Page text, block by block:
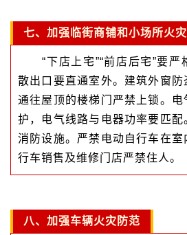
七、加强临街商铺和小场所火
“下店上宅”“前店后宅”要严
散出口要直通室外。建筑外窗防
通往屋顶的楼梯门严禁上锁。
护，电气线路与电器功率要匹
消防设施。严禁电动自行车在室
行车销售及维修门店严禁住人。
八、加强车辆火灾防范